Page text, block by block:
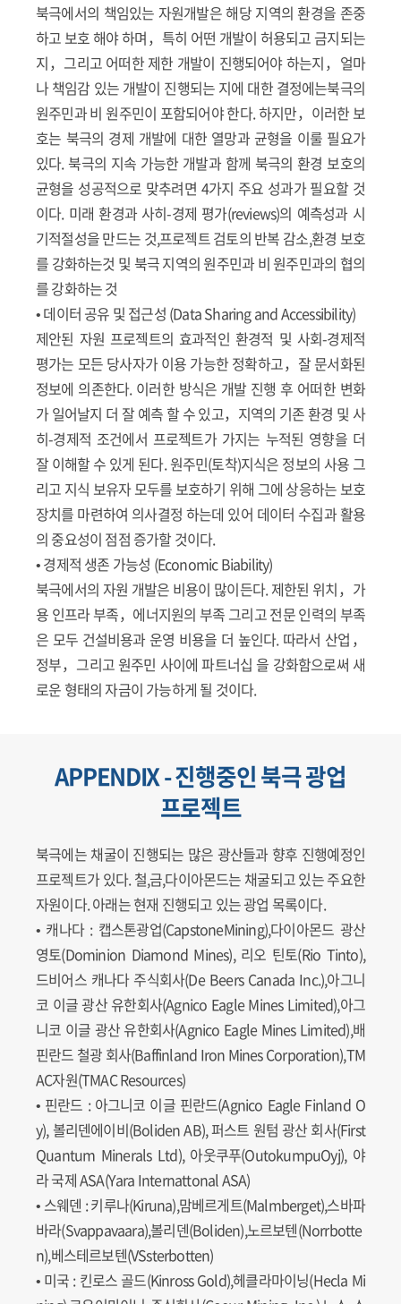
북극에서의 책임있는 자원개발은 해당 지역의 환경을 존중
하고 보호 해야 하며，특히 어떤 개발이 허용되고 금지되는
지，그리고 어떠한 제한 개발이 진행되어야 하는지，얼마
나 책임감 있는 개발이 진행되는 지에 대한 결정에는북극의
원주민과 비 원주민이 포함되어야 한다. 하지만，이러한 보
호는 북극의 경제 개발에 대한 열망과 균형을 이룰 필요가
있다. 북극의 지속 가능한 개발과 함께 북극의 환경 보호의
균형을 성공적으로 맞추려면 4가지 주요 성과가 필요할 것
이다. 미래 환경과 사히-경제 평가(reviews)의 예측성과 시
기적절성을 만드는 것,프로젝트 검토의 반복 감소,환경 보호
를 강화하는것 및 북극 지역의 원주민과 비 원주민과의 협의
를 강화하는 것
• 데이터 공유 및 접근성 (Data Sharing and Accessibility)
제안된 자원 프로젝트의 효과적인 환경적 및 사회-경제적
평가는 모든 당사자가 이용 가능한 정확하고，잘 문서화된
정보에 의존한다. 이러한 방식은 개발 진행 후 어떠한 변화
가 일어날지 더 잘 예측 할 수 있고，지역의 기존 환경 및 사
히-경제적 조건에서 프로젝트가 가지는 누적된 영향을 더
잘 이해할 수 있게 된다. 원주민(토착)지식은 정보의 사용 그
리고 지식 보유자 모두를 보호하기 위해 그에 상응하는 보호
장치를 마련하여 의사결정 하는데 있어 데이터 수집과 활용
의 중요성이 점점 증가할 것이다.
• 경제적 생존 가능성 (Economic Biability)
북극에서의 자원 개발은 비용이 많이든다. 제한된 위치，가
용 인프라 부족，에너지원의 부족 그리고 전문 인력의 부족
은 모두 건설비용과 운영 비용을 더 높인다. 따라서 산업，
정부，그리고 원주민 사이에 파트너십 을 강화함으로써 새
로운 형태의 자금이 가능하게 될 것이다.
APPENDIX - 진행중인 북극 광업
프로젝트
북극에는 채굴이 진행되는 많은 광산들과 향후 진행예정인
프로젝트가 있다. 철,금,다이아몬드는 채굴되고 있는 주요한
자원이다. 아래는 현재 진행되고 있는 광업 목록이다.
• 캐나다 : 캡스톤광업(CapstoneMining),다이아몬드 광산
영토(Dominion Diamond Mines), 리오 틴토(Rio Tinto),
드비어스 캐나다 주식회사(De Beers Canada Inc.),아그니
코 이글 광산 유한회사(Agnico Eagle Mines Limited),아그
니코 이글 광산 유한회사(Agnico Eagle Mines Limited),배
핀란드 철광 회사(Baffinland Iron Mines Corporation),TM
AC자원(TMAC Resources)
• 핀란드 : 아그니코 이글 핀란드(Agnico Eagle Finland O
y), 볼리덴에이비(Boliden AB), 퍼스트 원텀 광산 회사(First
Quantum Minerals Ltd), 아웃쿠푸(OutokumpuOyj), 야
라 국제 ASA(Yara Internattonal ASA)
• 스웨덴 : 키루나(Kiruna),맘베르게트(Malmberget),스바파
바라(Svappavaara),볼리덴(Boliden),노르보텐(Norrbotte
n),베스테르보텐(VSsterbotten)
• 미국 : 킨로스 골드(Kinross Gold),헤클라마이닝(Hecla Mi